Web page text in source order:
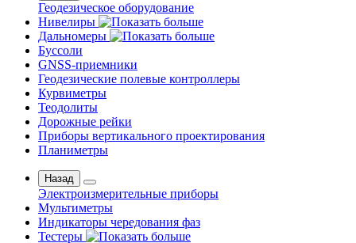
Геодезическое оборудование
Нивелиры
Дальномеры
Буссоли
GNSS-приемники
Геодезические полевые контроллеры
Курвиметры
Теодолиты
Дорожные рейки
Приборы вертикального проектирования
Планиметры
Назад
Электроизмерительные приборы
Мультиметры
Индикаторы чередования фаз
Тестеры